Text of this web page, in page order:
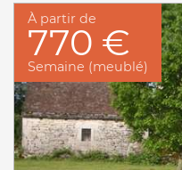
À partir de
770 €
Semaine (meublé)